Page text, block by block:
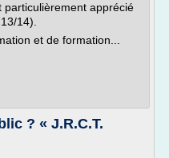
particulièrement apprécié
14).
et de formation...
? « J.R.C.T.